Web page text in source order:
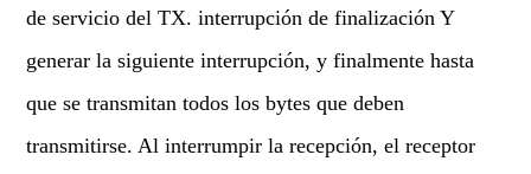
de servicio del TX. interrupción de finalización Y
generar la siguiente interrupción, y finalmente hasta
que se transmitan todos los bytes que deben
transmitirse. Al interrumpir la recepción, el receptor